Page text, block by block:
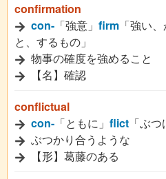
confirmation
con- 「強意」 firm 「強い
と、するもの」
物事の確度を強めること
【名】確認
conflictual
con- 「ともに」 flict 「ぶつ
ぶつかり合うような
【形】葛藤のある